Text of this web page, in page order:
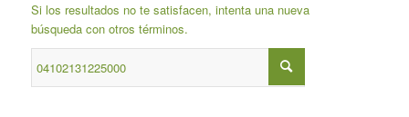
Si los resultados no te satisfacen, intenta una nueva
búsqueda con otros términos.